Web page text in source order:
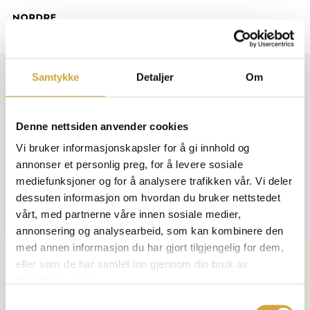
Samtykke Detaljer Om
Denne nettsiden anvender cookies
Vi bruker informasjonskapsler for å gi innhold og
annonser et personlig preg, for å levere sosiale
mediefunksjoner og for å analysere trafikken vår. Vi deler
dessuten informasjon om hvordan du bruker nettstedet
vårt, med partnerne våre innen sosiale medier,
annonsering og analysearbeid, som kan kombinere den
med annen informasjon du har gjort tilgjengelig for dem,
eller som de har samlet inn gjennom din bruk av
14. februar 2025
NORDRE JARLSBERGBRYGGEKÅRET TIL
NORGES TOPP10 BOLIGPROSJEKTER
HØYESTKUNDETILFREDSHET!
Close
Menu